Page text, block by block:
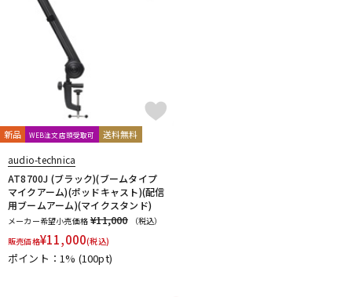
新品 WEB注文店頭受取可 送料無料
audio-technica
AT8700J (ブラック)(ブームタイプ
マイクアーム)(ポッドキャスト)(配信
用ブームアーム)(マイクスタンド)
メーカー希望小売価格 ¥11,000
（税込）
販売価格¥11,000(税込)
ポイント：1% (100pt)